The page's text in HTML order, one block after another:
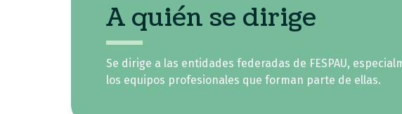
A quién se dirige
Se dirige a las entidades federadas de FESPAU,
los equipos profesionales que forman parte de ellas.